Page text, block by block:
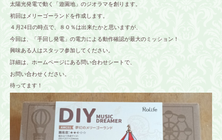
太陽光発電で動く「遊園地」のジオラマを創ります。
初回はメリーゴーランドを作成します。
４月24日の時点で、８０％は出来たかと思いますが、
今回は、「手回し発電」の電力による動作確認が最大のミッション！
興味ある人はスタッフ参加してください。
詳細は、ホームページにある問い合わせシートで、
お問い合わせください。
待ってます！